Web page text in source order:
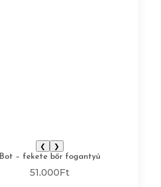
❮
❯
Bot – fekete bőr fogantyú
51.000Ft